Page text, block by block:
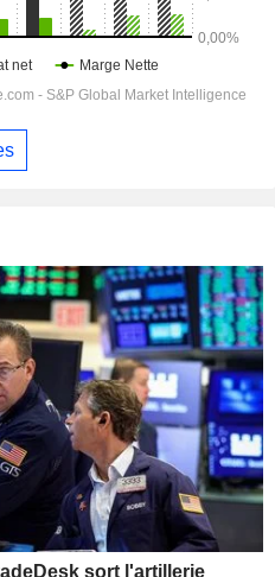
sort l'artillerie